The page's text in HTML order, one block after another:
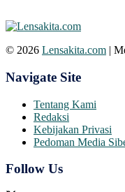
© 2026 Lensakita.com |
Navigate Site
Tentang Kami
Redaksi
Kebijakan Privasi
Pedoman Media
Follow Us